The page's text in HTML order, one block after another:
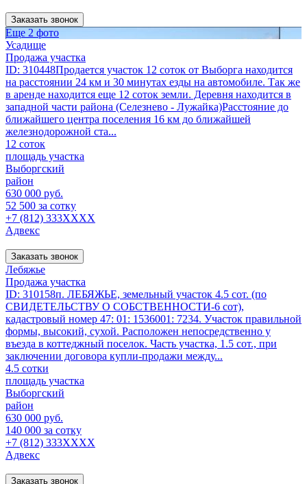
Заказать звонок
Еще 2 фото
Усадище
Продажа участка
ID: 310448Продается участок 12 соток от Выборга находится
на расстоянии 24 км и 30 минутах езды на автомобиле. Так же
в аренде находится еще 12 соток земли. Деревня находится в
западной части района (Селезнево - Лужайка)Расстояние до
ближайшего центра поселения 16 км до ближайшей
железнодорожной ста...
12 соток
площадь участка
Выборгский
район
630 000 руб.
52 500 за сотку
+7 (812) 333XXXX
Адвекс
Заказать звонок
Лебяжье
Продажа участка
ID: 310158п. ЛЕБЯЖЬЕ, земельный участок 4.5 сот. (по
СВИДЕТЕЛЬСТВУ О СОБСТВЕННОСТИ-6 сот),
кадастровый номер 47: 01: 1536001: 7234. Участок правильной
формы, высокий, сухой. Расположен непосредственно у
въезда в коттеджный поселок. Часть участка, 1.5 сот., при
заключении договора купли-продажи между...
4.5 сотки
площадь участка
Выборгский
район
630 000 руб.
140 000 за сотку
+7 (812) 333XXXX
Адвекс
Заказать звонок